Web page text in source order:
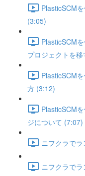
PlasticSCM
(3:05)
PlasticSCM
プロジェクトを
PlasticSCM
方 (3:12)
PlasticSCM
ジについて (7:07)
ニフクラで
ニフクラで